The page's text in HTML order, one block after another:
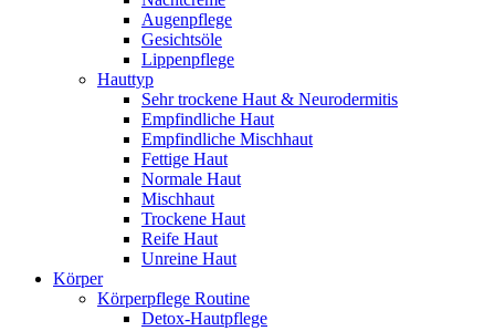
Augenpflege
Gesichtsöle
Lippenpflege
Hauttyp
Sehr trockene Haut & Neurodermitis
Empfindliche Haut
Empfindliche Mischhaut
Fettige Haut
Normale Haut
Mischhaut
Trockene Haut
Reife Haut
Unreine Haut
Körper
Körperpflege Routine
Detox-Hautpflege